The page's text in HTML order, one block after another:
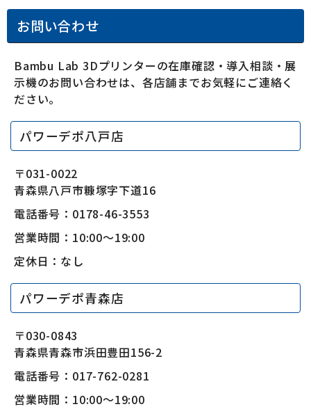
お問い合わせ
Bambu Lab 3Dプリンターの在庫確認・導入相談・展
示機のお問い合わせは、各店舗までお気軽にご連絡く
ださい。
パワーデポ八戸店
〒031-0022
青森県八戸市糠塚字下道16
電話番号：0178-46-3553
営業時間：10:00〜19:00
定休日：なし
パワーデポ青森店
〒030-0843
青森県青森市浜田豊田156-2
電話番号：017-762-0281
営業時間：10:00〜19:00